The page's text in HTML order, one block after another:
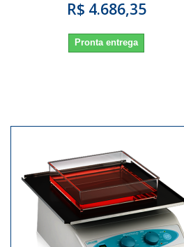
R$ 4.686,35
Pronta entrega